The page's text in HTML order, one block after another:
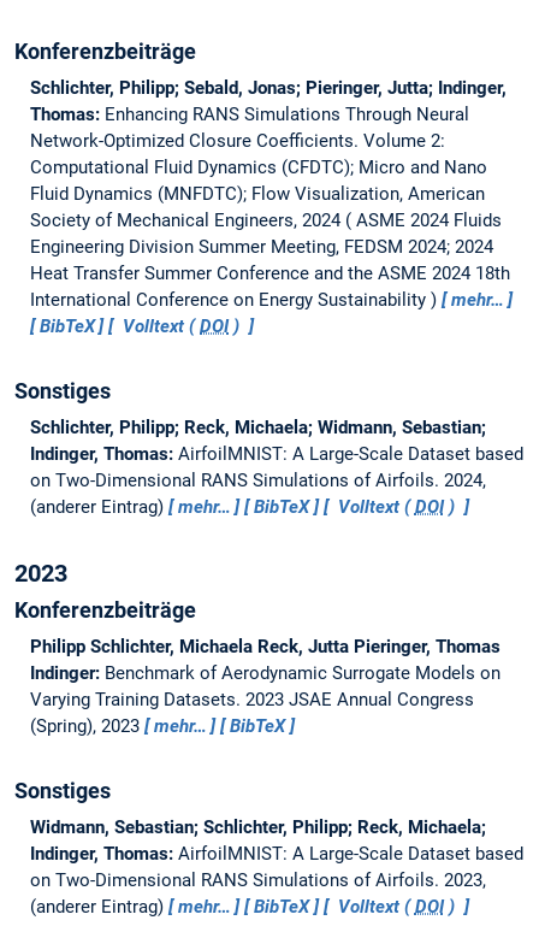
Konferenzbeiträge
Schlichter, Philipp; Sebald, Jonas; Pieringer, Jutta; Indinger,
Thomas: Enhancing RANS Simulations Through Neural
Network-Optimized Closure Coefficients. Volume 2:
Computational Fluid Dynamics (CFDTC); Micro and Nano
Fluid Dynamics (MNFDTC); Flow Visualization, American
Society of Mechanical Engineers, 2024
ASME 2024 Fluids
Engineering Division Summer Meeting, FEDSM 2024; 2024
Heat Transfer Summer Conference and the ASME 2024 18th
International Conference on Energy Sustainability
mehr…
BibTeX
Volltext (DOI)
Sonstiges
Schlichter, Philipp; Reck, Michaela; Widmann, Sebastian;
Indinger, Thomas: AirfoilMNIST: A Large-Scale Dataset based
on Two-Dimensional RANS Simulations of Airfoils. 2024,
(anderer Eintrag)
mehr… BibTeX Volltext (DOI)
2023
Konferenzbeiträge
Philipp Schlichter, Michaela Reck, Jutta Pieringer, Thomas
Indinger: Benchmark of Aerodynamic Surrogate Models on
Varying Training Datasets. 2023 JSAE Annual Congress
(Spring), 2023
mehr… BibTeX
Sonstiges
Widmann, Sebastian; Schlichter, Philipp; Reck, Michaela;
Indinger, Thomas: AirfoilMNIST: A Large-Scale Dataset based
on Two-Dimensional RANS Simulations of Airfoils. 2023,
(anderer Eintrag)
mehr… BibTeX Volltext (DOI)